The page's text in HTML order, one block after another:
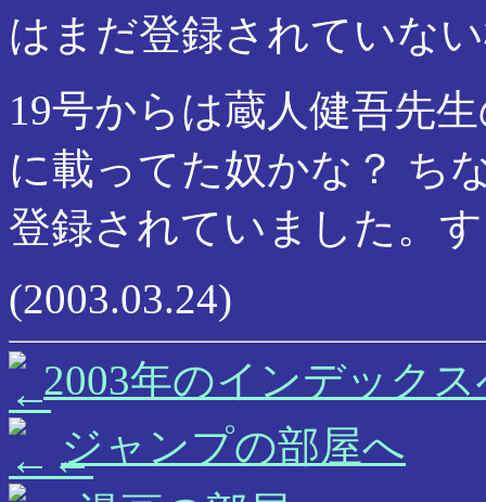
はまだ登録されていな
19号からは蔵人健吾先
に載ってた奴かな？ ち
登録されていました。
(2003.03.24)
2003年のインデック
ジャンプの部屋へ